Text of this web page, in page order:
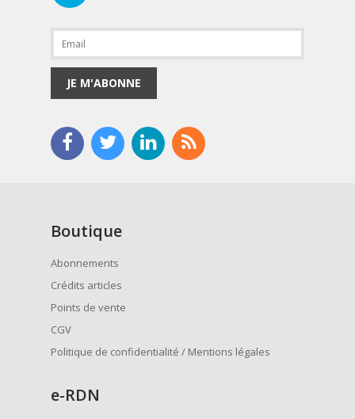
JE M'ABONNE
Boutique
Abonnements
Crédits articles
Points de vente
CGV
Politique de confidentialité / Mentions légales
e-RDN